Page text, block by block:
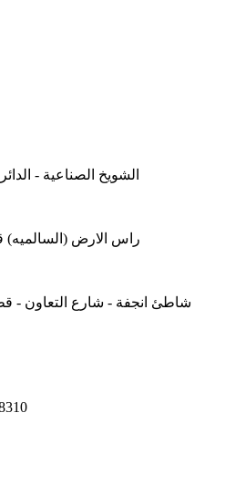
الشويخ الصناعية -
راس الارض (السالميه) قطعه ١ الشارع